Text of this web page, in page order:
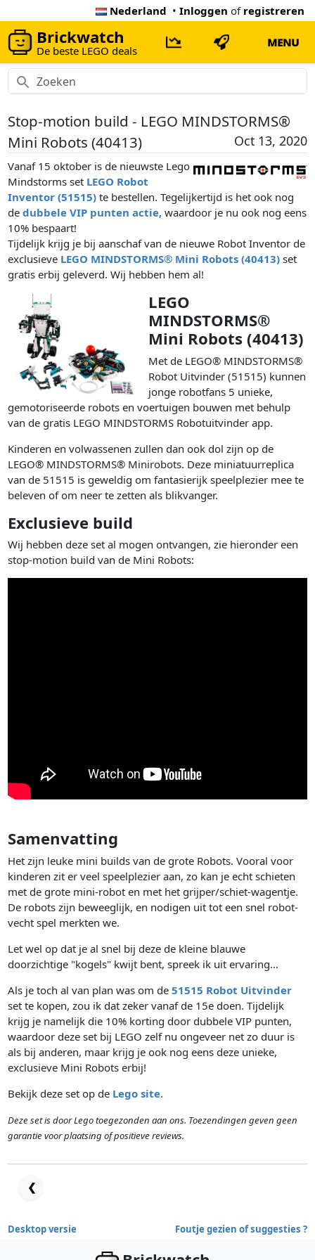
Nederland • Inloggen of registreren
Brickwatch
De beste LEGO deals
MENU
Stop-motion build - LEGO MINDSTORMS®
Mini Robots (40413)
Oct 13, 2020
Vanaf 15 oktober is de nieuwste Lego
Mindstorms set LEGO Robot
Inventor (51515) te bestellen. Tegelijkertijd is het ook nog
dedubbele VIP punten actie, waardoor je nu ook nog eens
10% bespaart!
Tijdelijk krijg je bij aanschaf van de nieuwe Robot Inventor de
exclusieve LEGO MINDSTORMS® Mini Robots (40413) set
gratis erbij geleverd. Wij hebben hem al!
LEGO
MINDSTORMS®
Mini Robots (40413)
Met de LEGO® MINDSTORMS®
Robot Uitvinder (51515) kunnen
jonge robotfans 5 unieke,
gemotoriseerde robots en voertuigen bouwen met behulp
van de gratis LEGO MINDSTORMS Robotuitvinder app.
Kinderen en volwassenen zullen dan ook dol zijn op de
LEGO® MINDSTORMS® Minirobots. Deze miniatuurreplica
van de 51515 is geweldig om fantasierijk speelplezier mee te
beleven of om neer te zetten als blikvanger.
Exclusieve build
Wij hebben deze set al mogen ontvangen, zie hieronder een
stop-motion build van de Mini Robots:
Samenvatting
Het zijn leuke mini builds van de grote Robots. Vooral voor
kinderen zit er veel speelplezier aan, zo kan je echt schieten
met de grote mini-robot en met het grijper/schiet-wagentje.
De robots zijn beweeglijk, en nodigen uit tot een snel robot-
vecht spel merkten we.
Let wel op dat je al snel bij deze de kleine blauwe
doorzichtige "kogels" kwijt bent, spreek ik uit ervaring...
Als je toch al van plan was om de51515 Robot Uitvinder
set te kopen, zou ik dat zeker vanaf de 15e doen. Tijdelijk
krijg je namelijk die 10% korting door dubbele VIP punten,
waardoor deze set bij LEGO zelf nu ongeveer net zo duur is
als bij anderen, maar krijg je ook nog eens deze unieke,
exclusieve Mini Robots erbij!
Bekijk deze set op de Lego site.
Deze set is door Lego toegezonden aan ons. Toezendingen geven geen
garantie voor plaatsing of positieve reviews.
❮
Desktop versie Foutje gezien of suggesties ?